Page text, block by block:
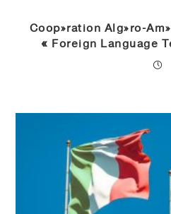
Coopération Algéro-
Foreign Language